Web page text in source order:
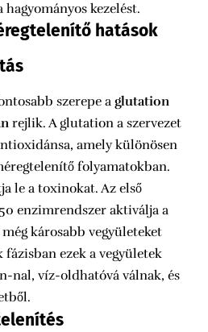
kezelést.
hatások
szerepe aglutation
rejlik. A glutation a szervezet
amely különösen
folyamatokban.
le a toxinokat. Az első
enzimrendszer aktiválja a
károsabb vegyületeket
ezek a vegyületek
nal, víz-oldhatóvá válnak, és